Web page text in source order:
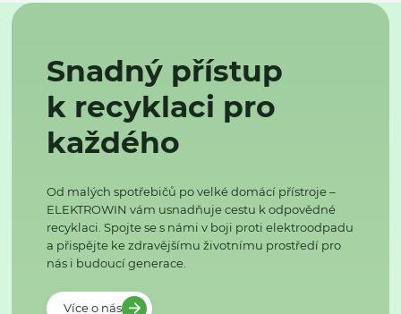
Snadný přístup
k recyklaci pro
každého
Od malých spotřebičů po velké domácí přístroje –
ELEKTROWIN vám usnadňuje cestu k odpovědné
recyklaci. Spojte se s námi v boji proti elektroodpadu
a přispějte ke zdravějšímu životnímu prostředí pro
nás i budoucí generace.
Více o nás